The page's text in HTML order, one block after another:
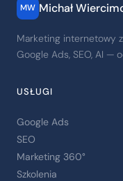
MW Michał
Marketing internetowy
Google Ads, SEO, AI —
USŁUGI
Google Ads
SEO
Marketing 360°
Szkolenia